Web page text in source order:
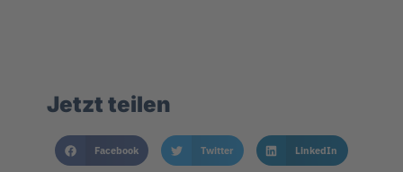
Jetzt teilen
Facebook Twitter LinkedIn